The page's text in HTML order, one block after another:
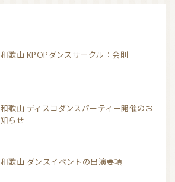
和歌山 KPOPダンスサークル：会則
和歌山 ディスコダンスパーティー開催のお
知らせ
和歌山 ダンスイベントの出演要項